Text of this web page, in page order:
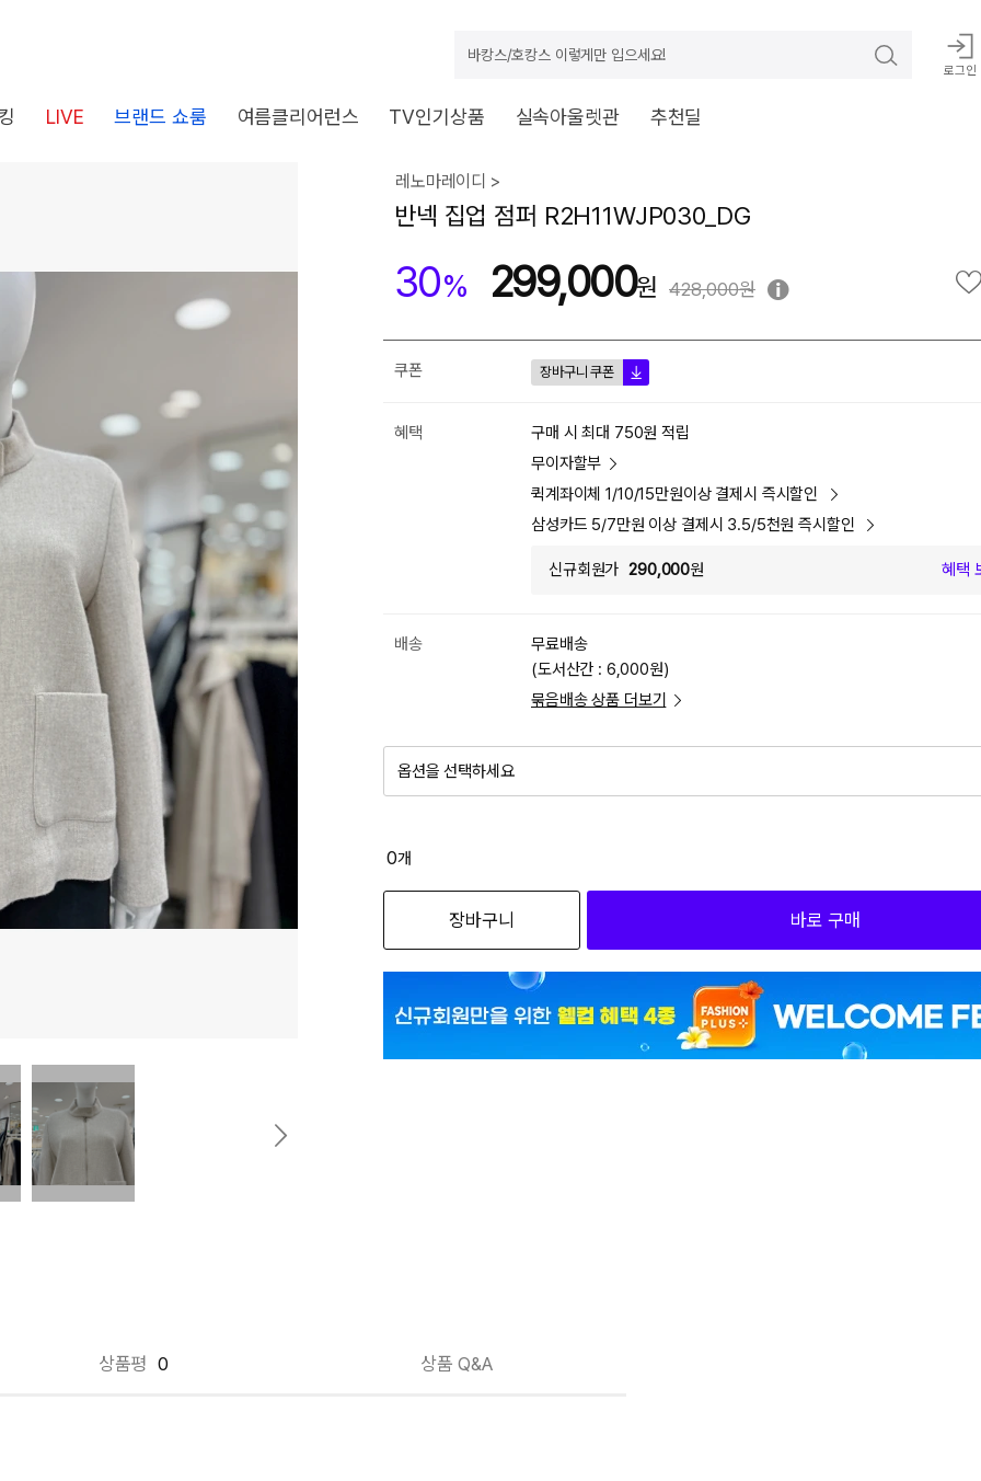
바캉스/호캉스 이렇게만 입으세요!
로그인
LIVE 브랜드 쇼룸 여름클리어런스 TV인기상품 실속아울렛관 추천딜
레노마레이디 >
반넥 집업 점퍼 R2H11WJP030_DG
30% 299,000 428,000원
쿠폰 장바구니 쿠폰
혜택
구매 시 최대 750원 적립
무이자할부
퀵계좌이체 1/10/15만원이상 결제시 즉시할인
삼성카드 5/7만원 이상 결제시 3.5/5천원 즉시할인
신규회원가 290,000원 혜택
배송
무료배송
(도서산간 : 6,000원)
묶음배송 상품 더보기
옵션을 선택하세요
네이비 55
0개
장바구니 바로 구매
상품평 0 상품 Q&A